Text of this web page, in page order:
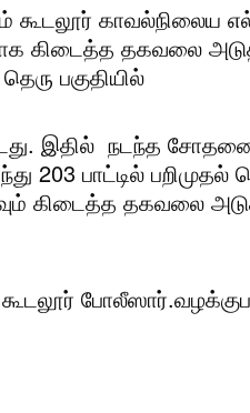
கூடலூர் காவல்நிலைய
கிடைத்த தகவலை
பகுதியில்
இதில் நடந்த
203 பாட்டில் பறிமுதல்
கிடைத்த தகவலை